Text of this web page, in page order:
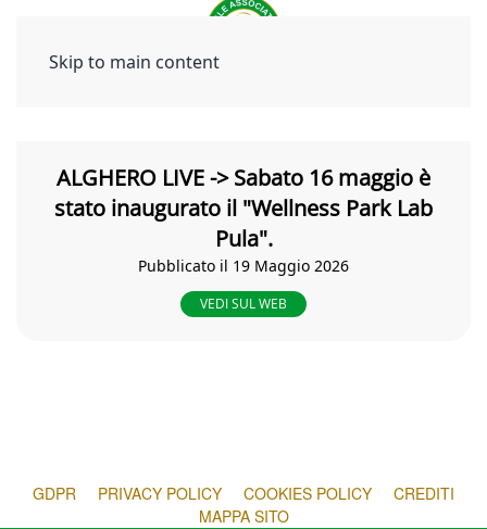
Skip to main content
ALGHERO LIVE -> Sabato 16 maggio è
stato inaugurato il "Wellness Park Lab
Pula".
Pubblicato il 19 Maggio 2026
VEDI SUL WEB
GDPR PRIVACY POLICY COOKIES POLICY
CREDITI
MAPPA SITO